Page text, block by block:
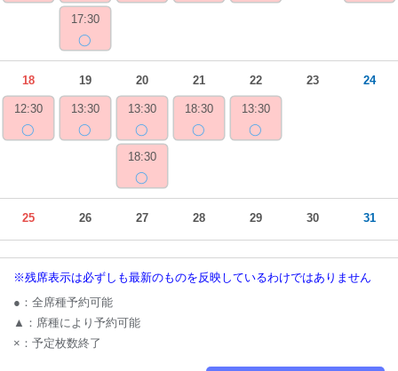
17:30
◯
18
12:30
◯
19
13:30
◯
20
13:30
◯
18:30
◯
21
18:30
◯
22
13:30
◯
23 24
25 26 27 28 29 30 31
※残席表示は必ずしも最新のものを反映しているわけではありません
●：全席種予約可能
▲：席種により予約可能
×：予定枚数終了